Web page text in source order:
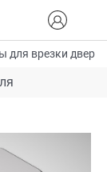
для врезки